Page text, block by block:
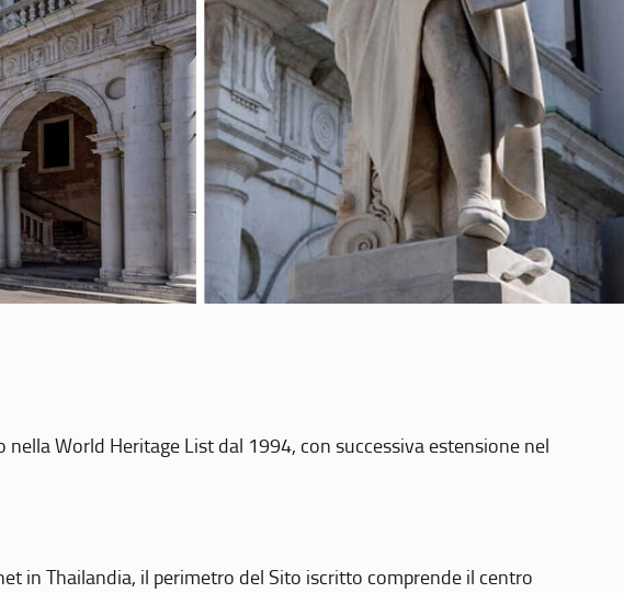
World Heritage List dal 1994, con successiva estensione nel
in Thailandia, il perimetro del Sito iscritto comprende il centro